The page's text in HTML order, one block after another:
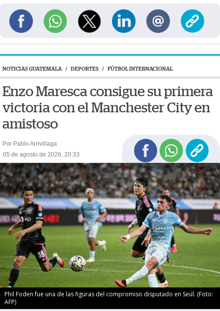
NOTICIAS GUATEMALA / DEPORTES / FÚTBOL INTERNACIONAL
Enzo Maresca consigue su primera
victoria con el Manchester City en
amistoso
Por Pablo Arrivillaga
05 de agosto de 2026, 20:33
Phil Foden fue una de las figuras del compromiso disputado en Seúl. (Foto:
AFP)